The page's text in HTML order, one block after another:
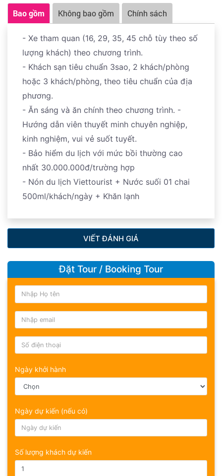
sẽ đưa Quý khách di chuyển về Hà Nội. Trả khách tại
điểm đón đầu tiên. Chia tay hẹn gặp lại tại những
chương trình sau của Viettourist. Kết thúc chương
trình
Bao gồm Không bao gồm Chính sách
- Xe tham quan (16, 29, 35, 45 chỗ tùy theo số
lượng khách) theo chương trình.
- Khách sạn tiêu chuẩn 3sao, 2 khách/phòng
hoặc 3 khách/phòng, theo tiêu chuẩn của địa
phương.
- Ăn sáng và ăn chính theo chương trình. -
Hướng dẫn viên thuyết minh chuyên nghiệp,
kinh nghiệm, vui vẻ suốt tuyết.
- Bảo hiểm du lịch với mức bồi thường cao
nhất 30.000.000đ/trường hợp
- Nón du lịch Viettourist + Nước suối 01 chai
500ml/khách/ngày + Khăn lạnh
VIẾT ĐÁNH GIÁ
Đặt Tour / Booking Tour
Ngày khởi hành
Ngày dự kiến (nếu có)
Số lượng khách dự kiến